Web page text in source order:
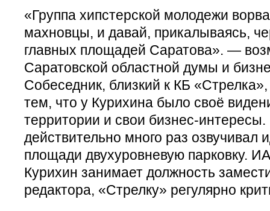
«Группа хипстерской молодежи
махновцы, и давай, прикалываясь,
главных площадей Саратова». —
Саратовской областной думы и
Собеседник, близкий к КБ «Стрелка»,
тем, что у Курихина было своё
территории и свои бизнес-интересы.
действительно много раз озвучивал
площади двухуровневую парковку.
Курихин занимает должность
редактора, «Стрелку» регулярно